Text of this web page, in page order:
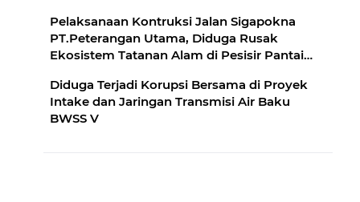
Pelaksanaan Kontruksi Jalan Sigapokna
PT.Peterangan Utama, Diduga Rusak
Ekosistem Tatanan Alam di Pesisir Pantai
Diduga Terjadi Korupsi Bersama di Proyek
Intake dan Jaringan Transmisi Air Baku
BWSS V